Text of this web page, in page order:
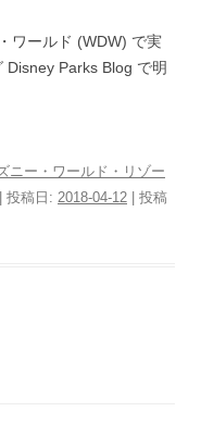
ワールド (WDW) で実
Disney Parks Blog で明
ニー・ワールド・リゾー
| 投稿日: 2018-04-12
投稿